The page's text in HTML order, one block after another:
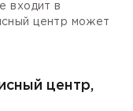
входит в
центр может
центр,